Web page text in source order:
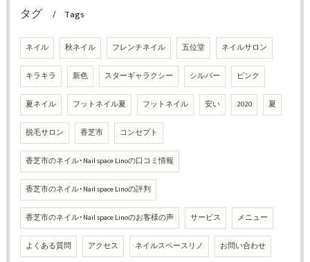
タグ Tags
ネイル 秋ネイル フレンチネイル 五位堂 ネイルサロン
キラキラ 新色 スターギャラクシー シルバー ピンク
夏ネイル フットネイル夏 フットネイル 安い 2020 夏
脱毛サロン 香芝市 コンセプト
香芝市のネイル･Nail space Linoの口コミ情報
香芝市のネイル･Nail space Linoの評判
香芝市のネイル･Nail space Linoのお客様の声 サービス メニュー
よくある質問 アクセス ネイルスペースリノ お問い合わせ